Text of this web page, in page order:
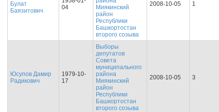
Булат
Баязитович
04
Миякинский
район
Республики
Башкортостан
второго созыва
2008-10-05 1
Юсупов Дамир
Радикович
1979-10-
17
Выборы
депутатов
Совета
муниципального
района
Миякинский
район
Республики
Башкортостан
второго созыва
2008-10-05 3